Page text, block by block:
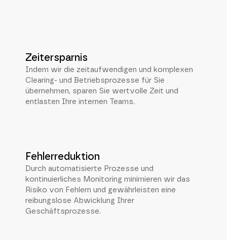
Zeitersparnis
Indem wir die zeitaufwendigen und komplexen
Clearing- und Betriebsprozesse für Sie
übernehmen, sparen Sie wertvolle Zeit und
entlasten Ihre internen Teams.
Fehlerreduktion
Durch automatisierte Prozesse und
kontinuierliches Monitoring minimieren wir das
Risiko von Fehlern und gewährleisten eine
reibungslose Abwicklung Ihrer
Geschäftsprozesse.